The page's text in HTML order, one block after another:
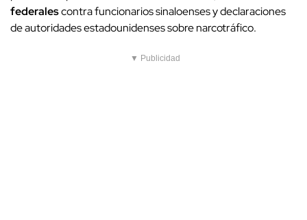
federalescontra funcionarios sinaloenses y declaraciones
de autoridades estadounidenses sobre narcotráfico.
▼ Publicidad